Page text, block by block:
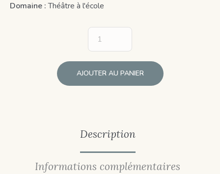
Domaine :Théâtre à l'école
AJOUTER AU PANIER
Description
Informations complémentaires